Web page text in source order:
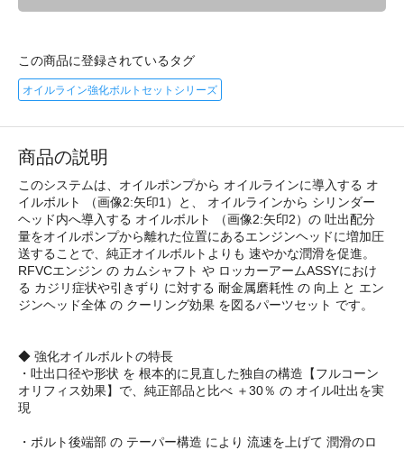
この商品に登録されているタグ
オイルライン強化ボルトセットシリーズ
商品の説明
このシステムは、オイルポンプから オイルラインに導入する オ
イルボルト （画像2:矢印1）と、 オイルラインから シリンダー
ヘッド内へ導入する オイルボルト （画像2:矢印2）の 吐出配分
量をオイルポンプから離れた位置にあるエンジンヘッドに増加圧
送することで、純正オイルボルトよりも 速やかな潤滑を促進。
RFVCエンジン の カムシャフト や ロッカーアームASSYにおけ
る カジリ症状や引きずり に対する 耐金属磨耗性 の 向上 と エン
ジンヘッド全体 の クーリング効果 を図るパーツセット です。
◆ 強化オイルボルトの特長
・吐出口径や形状 を 根本的に見直した独自の構造【フルコーン
オリフィス効果】で、純正部品と比べ ＋30％ の オイル吐出を実
現
・ボルト後端部 の テーパー構造 により 流速を上げて 潤滑のロ